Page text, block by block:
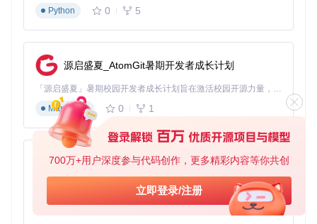
700万+用户深度参与代码创作，更多精彩内容等你共创
立即登录/注册
扩展模块：extension/
VidBee支持视频订阅功能，可定期自动下载指定频道或播放列
表的更新内容，适合追踪系列视频更新。
订阅功能模块：src/main/ipc/services/subscription-service.ts
多端部署：全平台使用方案
桌面应用是VidBee的核心使用方式，支持Windows、macOS
和Linux三大操作系统。构建完成后，可通过以下方式运行：
目录下的可执行文件
Python
0 5
源启盛夏_AtomGit暑期开发者成长计划
「源启盛夏」暑期校园开发者成长计划旨在激活校园开源力量，通过积分激励、认证扶持、资源倾斜等形式，引导高校组织和开发者完成「入驻 — 建项目 — 做贡献 — 获认证 — 得资源」的完整闭环。无论你是想带领社团入驻平台的组织者，还是希望用代码贡献证明自己的开发者，都能在这里找到属于你的成长路径。
Markdown
0 1
py-xiaozhi
基于Python的Xiaozhi AI，适用于想要完整Xiaozhi体验而无需拥有专用硬件的用户。
Python
0 1